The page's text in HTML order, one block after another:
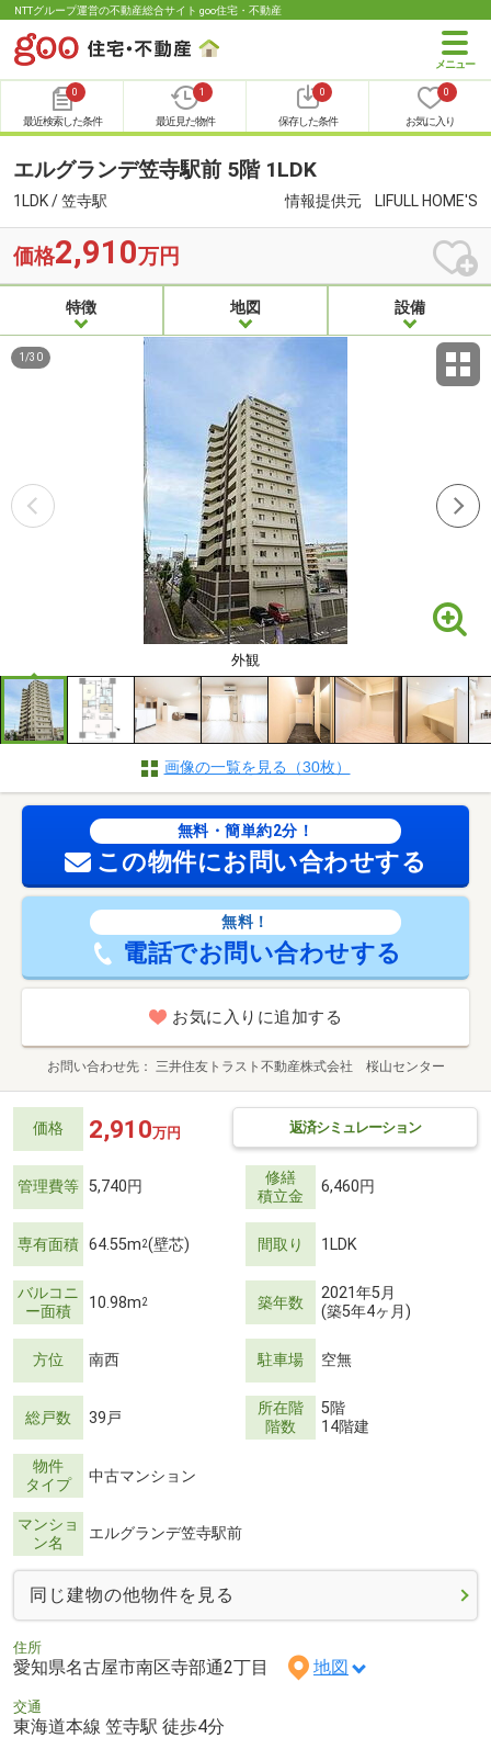
NTTグループ運営の不動産総合サイト goo住宅・不動産
0
最近検索した条件
1
最近見た物件
0
保存した条件
0
お気に入り
エルグランデ笠寺駅前 5階 1LDK
1LDK / 笠寺駅 情報提供元 LIFULL HOME'S
価格2,910万円
特徴 地図 設備
外観
1 /30
画像の一覧を見る（30枚）
無料・簡単約2分！
この物件にお問い合わせする
無料！
電話でお問い合わせする
お気に入りに追加する
お問い合わせ先 三井住友トラスト不動産株式会社 桜山センター
価格 返済シミュレーション
2,910万円
管理費等 5,740円
修繕
積立金
6,460円
専有面積 64.55m2(壁芯) 間取り 1LDK
バルコニ
ー面積
10.98m2 築年数
2021年5月
(築5年4ヶ月)
方位 南西 駐車場 空無
総戸数 39戸
所在階
階数
5階
14階建
物件
タイプ
中古マンション
マンショ
ン名
エルグランデ笠寺駅前
同じ建物の他物件を見る
住所
愛知県名古屋市南区寺部通2丁目 地図
交通
東海道本線 笠寺駅 徒歩4分